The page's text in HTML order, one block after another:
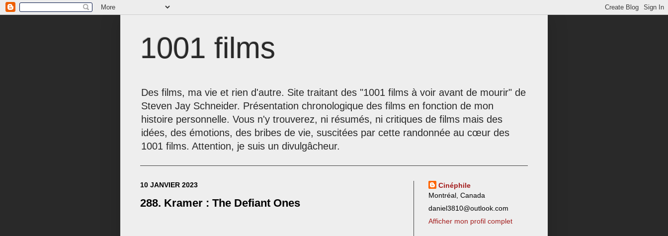
1001 films
Des films, ma vie et rien d'autre. Site traitant des "1001 films à voir avant de mourir" de
Steven Jay Schneider. Présentation chronologique des films en fonction de mon
histoire personnelle. Vous n'y trouverez, ni résumés, ni critiques de films mais des
idées, des émotions, des bribes de vie, suscitées par cette randonnée au cœur des
1001 films. Attention, je suis un divulgâcheur.
10 JANVIER 2023
288. Kramer : The Defiant Ones
Cinéphile
Montréal, Canada
daniel3810@outlook.com
Afficher mon profil complet